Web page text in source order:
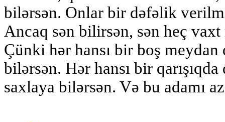
bilərsən. Onlar bir dəfəlik
Ancaq sən bilirsən, sən heç
Çünki hər hansı bir boş
bilərsən. Hər hansı bir
saxlaya bilərsən. Və bu adamı